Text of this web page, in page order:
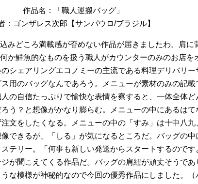
作品名：「職人運搬バッグ」
：ゴンザレス次郎【サンパウロ/ブラジル】
みどころ満載感が否めない作品が届きましたわ。肩に
か鮮魚的なものを扱う職人がカウンターのみのお店を
シェアリングエコノミーの主流である料理デリバリー
用のバッグなんであろう。メニューが素材のみの記載
の自信たっぷりで愉快な表情を察すると、一体全体ど
う？と想像がかなり膨らむ。メニューの中にあるはて
文をしたくなる。メニューの中の「すみ」は十中八九
できるが、「しる」が気になるところだ。バッグの中
テリー。「何事も新しい発送からスタートするのです
が聞こえてくる作品だ。バッグの肩紐が頑丈そうであ
な模様が神秘的なので今回の優秀作品にしました。（